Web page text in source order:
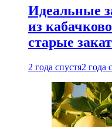
Идеальные
из
старые
2 года спустя2 года